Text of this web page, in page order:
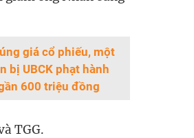
giá cổ phiếu, một
bị UBCK phạt hành
600 triệu đồng
TGG.